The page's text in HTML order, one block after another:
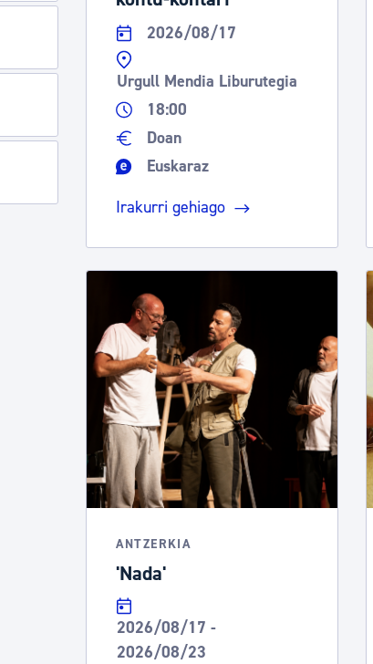
2026/08/17
Urgull Mendia Liburutegia
18:00
Doan
Euskaraz
Irakurri gehiago
ANTZERKIA
'Nada'
2026/08/17 -
2026/08/23